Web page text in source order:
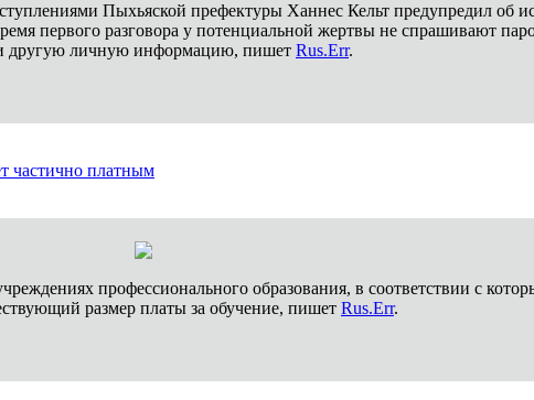
Пыхьяской префектуры Ханнес Кельт предупредил об
первого разговора у потенциальной жертвы не спрашивают
и другую личную информацию, пишет Rus.Err.
частично платным
профессионального образования, в соответствии с
размер платы за обучение, пишет Rus.Err.